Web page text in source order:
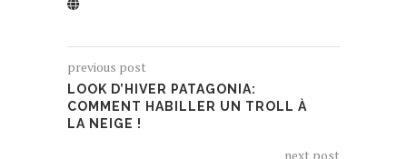
previous post
LOOK D’HIVER PATAGONIA:
COMMENT HABILLER UN TROLL À
LA NEIGE !
next post